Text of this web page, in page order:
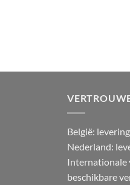
België:
Nederland:
Internationale
beschikbare